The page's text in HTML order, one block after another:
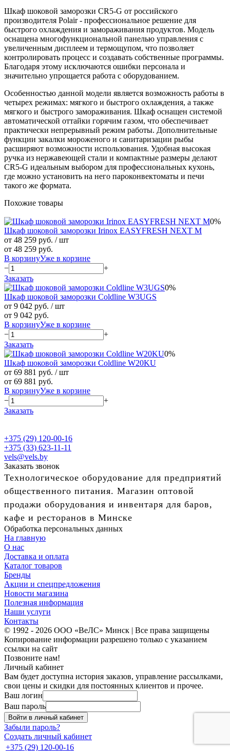
Шкаф шоковой заморозки CR5-G от российского
производителя Polair - профессиональное решение для
быстрого охлаждения и замораживания продуктов. Модель
оснащена многофункциональной панелью управления с
увеличенным дисплеем и термощупом, что позволяет
контролировать процесс и создавать собственные программы.
Благодаря этому исключаются ошибки персонала и
значительно упрощается работа с оборудованием.
Особенностью данной модели является возможность работы в
четырех режимах: мягкого и быстрого охлаждения, а также
мягкого и быстрого замораживания. Шкаф оснащен системой
автоматической оттайки горячим газом, что обеспечивает
практически непрерывный режим работы. Дополнительные
функции закалки мороженого и санитаризации рыбы
расширяют возможности использования. Удобная высокая
ручка из нержавеющей стали и компактные размеры делают
CR5-G идеальным выбором для профессиональных кухонь,
где можно установить на него пароконвектоматы и печи
такого же формата.
Похожие товары
0%
Шкаф шоковой заморозки Irinox EASYFRESH NEXT M
от 48 259 руб. / шт
от 48 259 руб.
В корзинуУже в корзине
−
+
Заказать
0%
Шкаф шоковой заморозки Coldline W3UGS
от 9 042 руб. / шт
от 9 042 руб.
В корзинуУже в корзине
−
+
Заказать
0%
Шкаф шоковой заморозки Coldline W20KU
от 69 881 руб. / шт
от 69 881 руб.
В корзинуУже в корзине
−
+
Заказать
+375 (29) 120-00-16
+375 (33) 623-11-11
vels@vels.by
Заказать звонок
Технологическое оборудование для предприятий
общественного питания. Магазин оптовой
продажи оборудования и инвентаря для баров,
кафе и ресторанов в Минске
Обработка персональных данных
На главную
О нас
Доставка и оплата
Каталог товаров
Бренды
Акции и спецпредложения
Новости магазина
Полезная информация
Наши услуги
Контакты
© 1992 - 2026 ООО «ВеЛС» Минск | Все права защищены
Копирование информации разрешено только с указанием
ссылки на сайт
Позвоните нам!
Личный кабинет
Вам будет доступна история заказов, управление рассылками,
свои цены и скидки для постоянных клиентов и прочее.
Ваш логин
Ваш пароль
Войти в личный кабинет
Забыли пароль?
Создать личный кабинет
+375 (29) 120-00-16